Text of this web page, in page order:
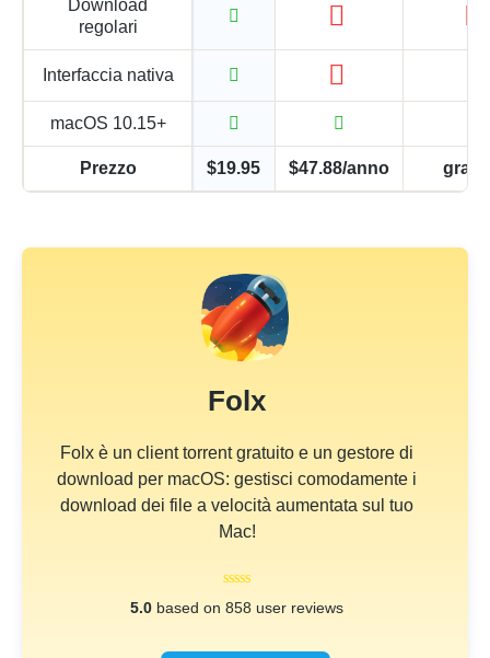
Download
regolari
Interfaccia nativa
macOS 10.15+
Prezzo $19.95 $47.88/anno
Folx
Folx è un client torrent gratuito e un gestore di
download per macOS: gestisci comodamente i
download dei file a velocità aumentata sul tuo
Mac!
5.0 based on 858 user reviews